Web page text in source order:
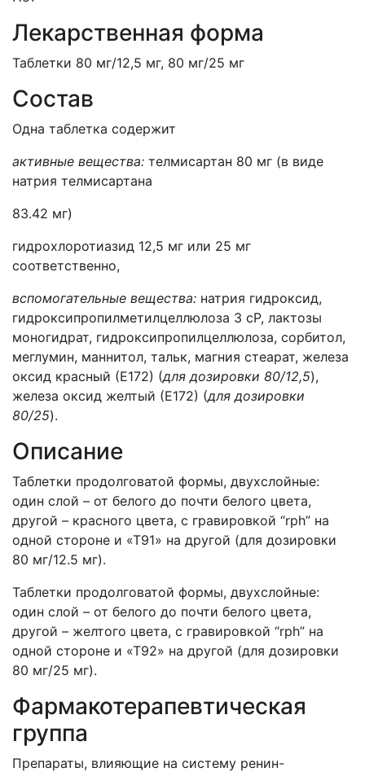
Лекарственная форма
Таблетки 80 мг/12,5 мг, 80 мг/25 мг
Состав
Одна таблетка содержит
активные вещества: телмисартан 80 мг (в виде
натрия телмисартана
83.42 мг)
гидрохлоротиазид 12,5 мг или 25 мг
соответственно,
вспомогательные вещества: натрия гидроксид,
гидроксипропилметилцеллюлоза 3 сР, лактозы
моногидрат, гидроксипропилцеллюлоза, сорбитол,
меглумин, маннитол, тальк, магния стеарат, железа
оксид красный (Е172) (для дозировки 80/12,5),
железа оксид желтый (Е172) (для дозировки
80/25).
Описание
Таблетки продолговатой формы, двухслойные:
один слой – от белого до почти белого цвета,
другой – красного цвета, с гравировкой “rph” на
одной стороне и «Т91» на другой (для дозировки
80 мг/12.5 мг).
Таблетки продолговатой формы, двухслойные:
один слой – от белого до почти белого цвета,
другой – желтого цвета, с гравировкой “rph” на
одной стороне и «Т92» на другой (для дозировки
80 мг/25 мг).
Фармакотерапевтическая
группа
Препараты, влияющие на систему ренин-